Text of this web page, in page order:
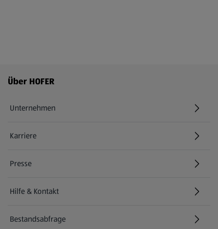
Fußzeilenmenü - weitere Links
Über HOFER
Unternehmen
Karriere
(öffnet in einem neuen Tab)
Presse
Hilfe & Kontakt
(öffnet in einem neuen Tab)
Bestandsabfrage
(öffnet in einem neuen Tab)